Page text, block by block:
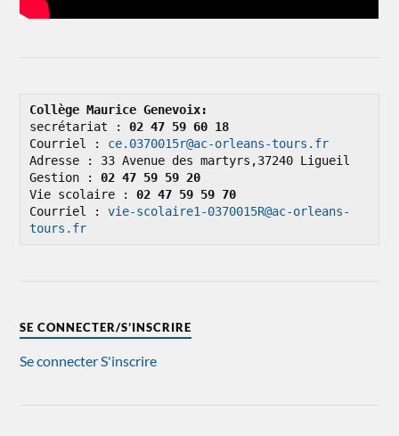
Collège Maurice Genevoix:
secrétariat : 02 47 59 60 18
Courriel : ce.0370015r@ac-orleans-tours.fr
Adresse : 33 Avenue des martyrs,37240 Ligueil
Gestion : 02 47 59 59 20
Vie scolaire : 02 47 59 59 70
Courriel : vie-scolaire1-0370015R@ac-orleans-
tours.fr
SE CONNECTER/S’INSCRIRE
Se connecterS'inscrire